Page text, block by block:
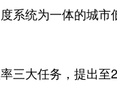
系统为一体的城市
大任务，提出至